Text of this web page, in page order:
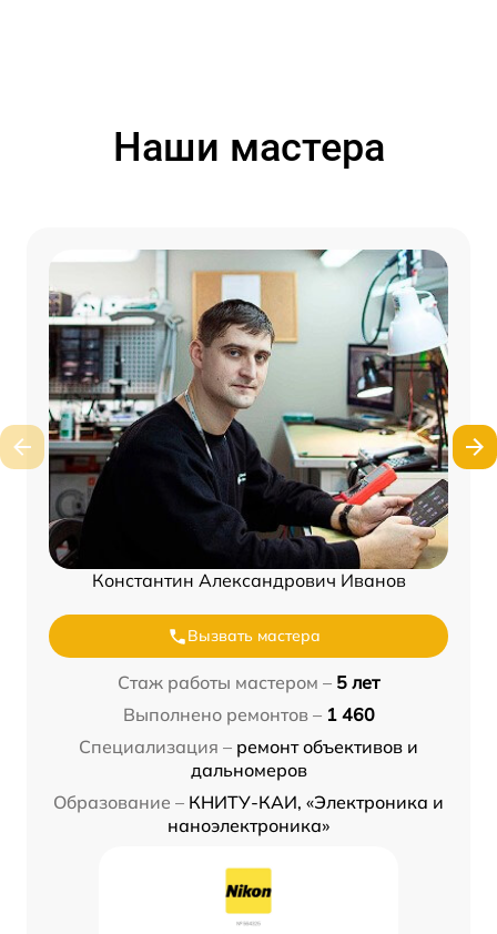
Наши мастера
Константин Александрович Иванов
Вызвать мастера
Стаж работы мастером – 5 лет
Выполнено ремонтов – 1 460
Специализация – ремонт объективов и
дальномеров
Образование – КНИТУ-КАИ, «Электроника и
наноэлектроника»